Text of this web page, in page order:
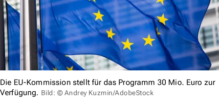
Die EU-Kommission stellt für das Programm 30 Mio. Euro zur
Verfügung. Bild: © Andrey Kuzmin/AdobeStock